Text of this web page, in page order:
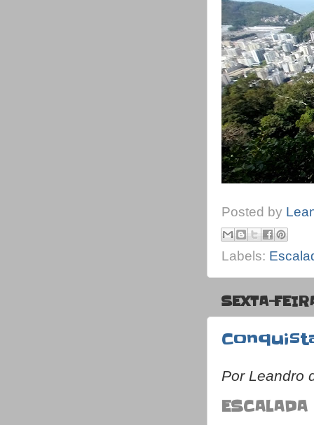
Posted by
Labels:
SEXTA-
Por Leandro